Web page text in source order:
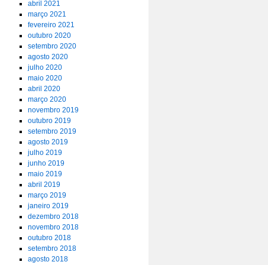
abril 2021
março 2021
fevereiro 2021
outubro 2020
setembro 2020
agosto 2020
julho 2020
maio 2020
abril 2020
março 2020
novembro 2019
outubro 2019
setembro 2019
agosto 2019
julho 2019
junho 2019
maio 2019
abril 2019
março 2019
janeiro 2019
dezembro 2018
novembro 2018
outubro 2018
setembro 2018
agosto 2018